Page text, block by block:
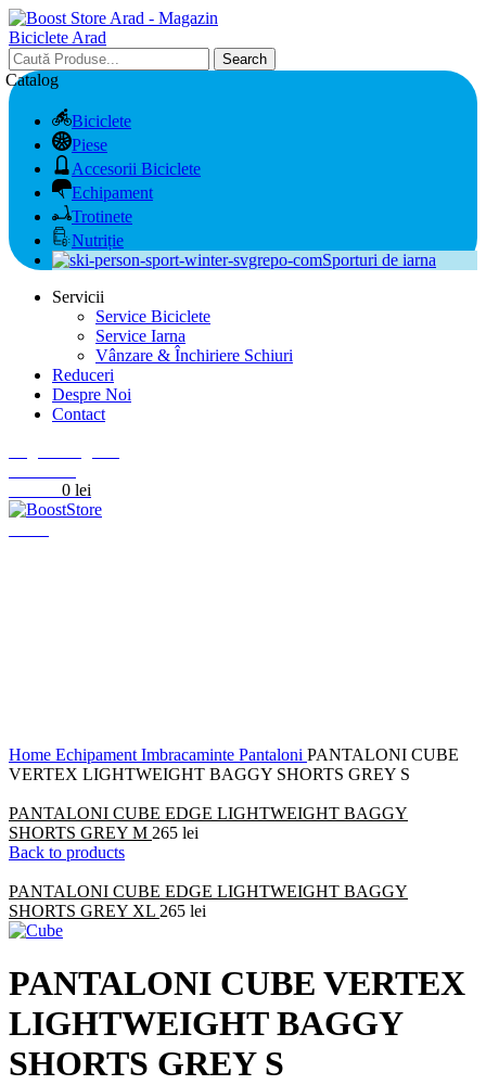
Search
Catalog
Biciclete
Piese
Accesorii Biciclete
Echipament
Trotinete
Nutriție
Sporturi de iarna
Servicii
Service Biciclete
Service Iarna
Vânzare & Închiriere Schiuri
Reduceri
Despre Noi
Contact
0 lei
Home Echipament Imbracaminte Pantaloni PANTALONI CUBE
VERTEX LIGHTWEIGHT BAGGY SHORTS GREY S
PANTALONI CUBE EDGE LIGHTWEIGHT BAGGY
SHORTS GREY M 265 lei
Back to products
PANTALONI CUBE EDGE LIGHTWEIGHT BAGGY
SHORTS GREY XL 265 lei
PANTALONI CUBE VERTEX
LIGHTWEIGHT BAGGY
SHORTS GREY S